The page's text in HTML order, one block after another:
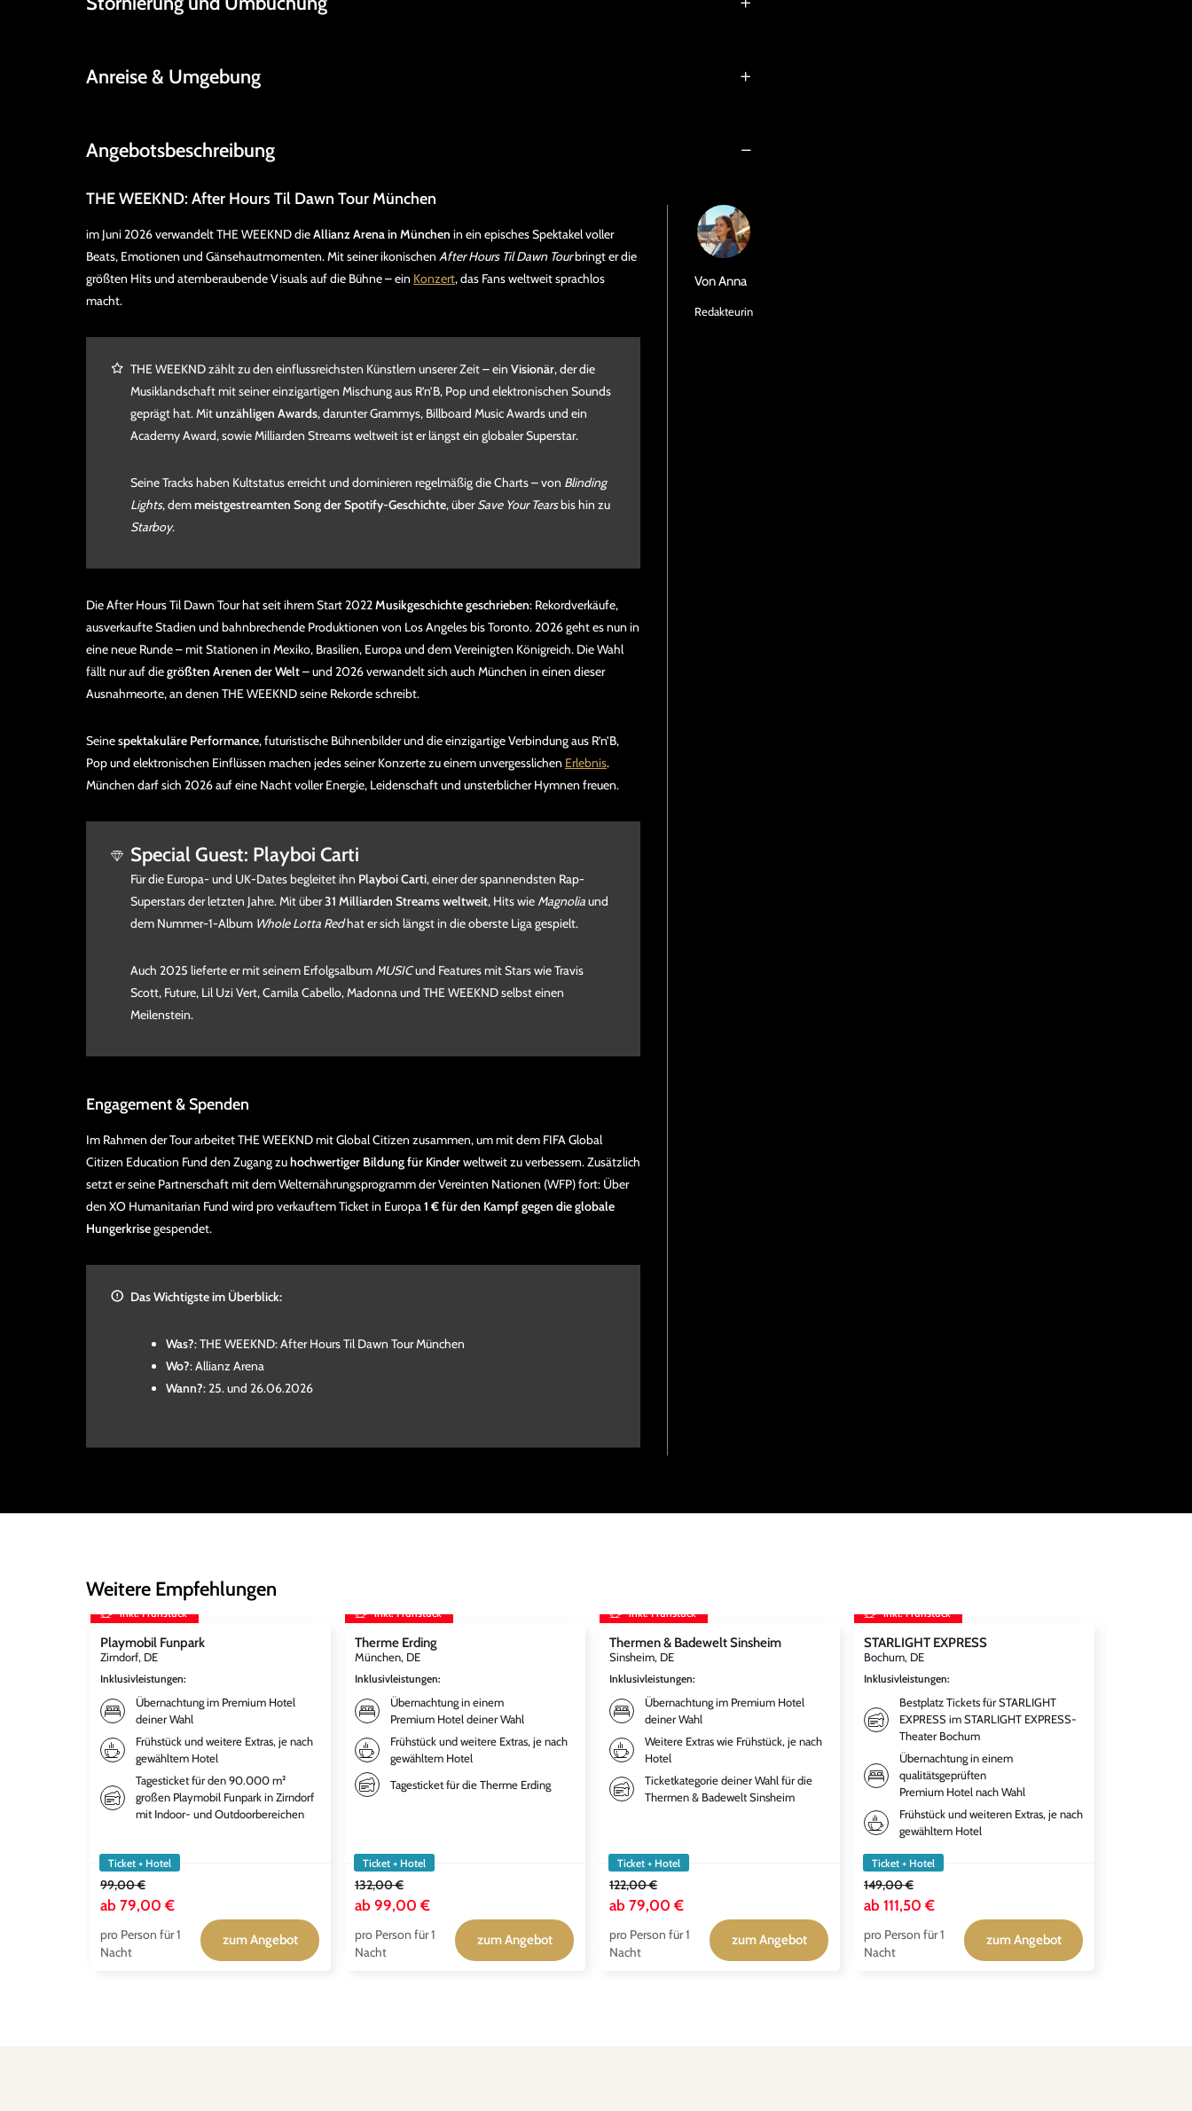
Anreise & Umgebung
Angebotsbeschreibung
THE WEEKND: After Hours Til Dawn Tour München
im Juni 2026 verwandelt THE WEEKND dieAllianz Arena in München in ein episches Spektakel voller
Beats, Emotionen und Gänsehautmomenten. Mit seiner ikonischen After Hours Til Dawn Tourbringt er die
größten Hits und atemberaubende Visuals auf die Bühne – ein Konzert, das Fans weltweit sprachlos
macht.
THE WEEKND zählt zu den einflussreichsten Künstlern unserer Zeit – ein Visionär, der die
Musiklandschaft mit seiner einzigartigen Mischung aus R’n’B, Pop und elektronischen Sounds
geprägt hat. Mitunzähligen Awards, darunter Grammys, Billboard Music Awards und ein
Academy Award, sowie Milliarden Streams weltweit ist er längst ein globaler Superstar.
Seine Tracks haben Kultstatus erreicht und dominieren regelmäßig die Charts – von Blinding
Lights, demmeistgestreamten Song der Spotify-Geschichte, überSave Your Tearsbis hin zu
Starboy.
Die After Hours Til Dawn Tour hat seit ihrem Start 2022Musikgeschichte geschrieben: Rekordverkäufe,
ausverkaufte Stadien und bahnbrechende Produktionen von Los Angeles bis Toronto. 2026 geht es nun in
eine neue Runde – mit Stationen in Mexiko, Brasilien, Europa und dem Vereinigten Königreich. Die Wahl
fällt nur auf diegrößten Arenen der Welt– und 2026 verwandelt sich auch München in einen dieser
Ausnahmeorte, an denen THE WEEKND seine Rekorde schreibt.
Seinespektakuläre Performance, futuristische Bühnenbilder und die einzigartige Verbindung aus R’n’B,
Pop und elektronischen Einflüssen machen jedes seiner Konzerte zu einem unvergesslichen Erlebnis.
München darf sich 2026 auf eine Nacht voller Energie, Leidenschaft und unsterblicher Hymnen freuen.
Special Guest: Playboi Carti
Für die Europa- und UK-Dates begleitet ihn Playboi Carti, einer der spannendsten Rap-
Superstars der letzten Jahre. Mit über31 Milliarden Streams weltweit, Hits wieMagnoliaund
dem Nummer-1-Album Whole Lotta Redhat er sich längst in die oberste Liga gespielt.
Auch 2025 lieferte er mit seinem ErfolgsalbumMUSICund Features mit Stars wie Travis
Scott, Future, Lil Uzi Vert, Camila Cabello, Madonna und THE WEEKND selbst einen
Meilenstein.
Engagement & Spenden
Im Rahmen der Tour arbeitet THE WEEKND mit Global Citizen zusammen, um mit dem FIFA Global
Citizen Education Fund den Zugang zuhochwertiger Bildung für Kinderweltweit zu verbessern. Zusätzlich
setzt er seine Partnerschaft mit dem Welternährungsprogramm der Vereinten Nationen (WFP) fort: Über
den XO Humanitarian Fund wird pro verkauftem Ticket in Europa1 € für den Kampf gegen die globale
Hungerkrisegespendet.
Das Wichtigste im Überblick:
Was?: THE WEEKND: After Hours Til Dawn Tour München
Wo?: Allianz Arena
Wann?: 25. und 26.06.2026
VonAnna
Redakteurin
Weitere Empfehlungen
inkl. Frühstück
Playmobil Funpark
Zirndorf, DE
Inklusivleistungen:
Übernachtung im Premium Hotel
deiner Wahl
Frühstück und weitere Extras, je nach
gewähltem Hotel
Tagesticket für den 90.000 m²
großen Playmobil Funpark in Zirndorf
mit Indoor- und Outdoorbereichen
Ticket + Hotel
99,00 €
ab 79,00 €
pro Person für 1
Nacht
zum Angebot
inkl. Frühstück
Therme Erding
München, DE
Inklusivleistungen:
Übernachtung in einem
Premium Hotel deiner Wahl
Frühstück und weitere Extras, je nach
gewähltem Hotel
Tagesticket für die Therme Erding
Ticket + Hotel
132,00 €
ab 99,00 €
pro Person für 1
Nacht
zum Angebot
inkl. Frühstück
Thermen & Badewelt Sinsheim
Sinsheim, DE
Inklusivleistungen:
Übernachtung im Premium Hotel
deiner Wahl
Weitere Extras wie Frühstück, je nach
Hotel
Ticketkategorie deiner Wahl für die
Thermen & Badewelt Sinsheim
Ticket + Hotel
122,00 €
ab 79,00 €
pro Person für 1
Nacht
zum Angebot
inkl. Frühstück
STARLIGHT EXPRESS
Bochum, DE
Inklusivleistungen:
Bestplatz Tickets für STARLIGHT
EXPRESS im STARLIGHT EXPRESS-
Theater Bochum
Übernachtung in einem
qualitätsgeprüften
Premium Hotel nach Wahl
Frühstück und weiteren Extras, je nach
gewähltem Hotel
Ticket + Hotel
149,00 €
ab 111,50 €
pro Person für 1
Nacht
zum Angebot